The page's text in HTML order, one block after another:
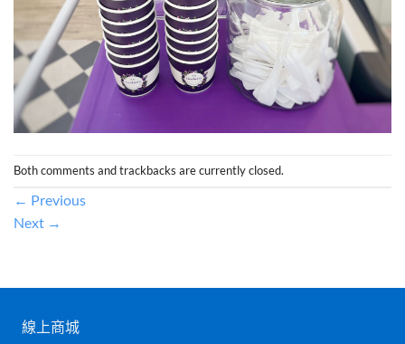
Both comments and trackbacks are currently closed.
← Previous
Next →
線上商城